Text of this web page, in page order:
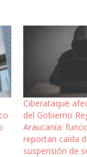
Ciberataque
del Gobierno
Araucanía:
reportan caída
suspensión de